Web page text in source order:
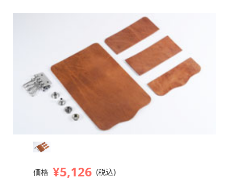
ェ
価格 ¥5,126 (税込)